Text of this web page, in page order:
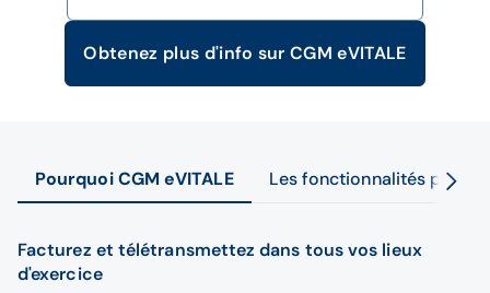
Obtenez plus d'info sur CGM eVITALE
Pourquoi CGM eVITALE Les fonctionnalités
Facturez et télétransmettez dans tous vos lieux
d'exercice